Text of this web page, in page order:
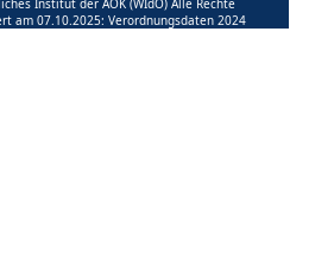
Institut der AOK (WIdO) Alle Rechte
am 07.10.2025: Verordnungsdaten 2024